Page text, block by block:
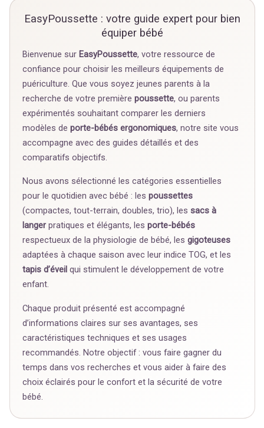
EasyPoussette : votre guide expert pour bien
équiper bébé
Bienvenue sur EasyPoussette, votre ressource de
confiance pour choisir les meilleurs équipements de
puériculture. Que vous soyez jeunes parents à la
recherche de votre premièrepoussette, ou parents
expérimentés souhaitant comparer les derniers
modèles deporte-bébés ergonomiques, notre site vous
accompagne avec des guides détaillés et des
comparatifs objectifs.
Nous avons sélectionné les catégories essentielles
pour le quotidien avec bébé : lespoussettes
(compactes, tout-terrain, doubles, trio), lessacs à
langer pratiques et élégants, lesporte-bébés
respectueux de la physiologie de bébé, lesgigoteuses
adaptées à chaque saison avec leur indice TOG, et les
tapis d’éveil qui stimulent le développement de votre
enfant.
Chaque produit présenté est accompagné
d’informations claires sur ses avantages, ses
caractéristiques techniques et ses usages
recommandés. Notre objectif : vous faire gagner du
temps dans vos recherches et vous aider à faire des
choix éclairés pour le confort et la sécurité de votre
bébé.